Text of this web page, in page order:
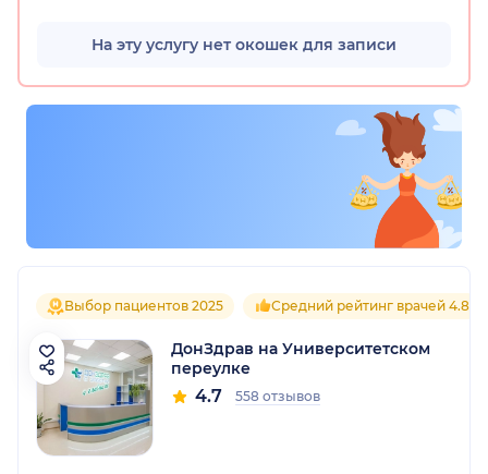
На эту услугу нет окошек для записи
Выбор пациентов 2025 Средний рейтинг врачей 4.8
ДонЗдрав на Университетском
переулке
4.7 558 отзывов